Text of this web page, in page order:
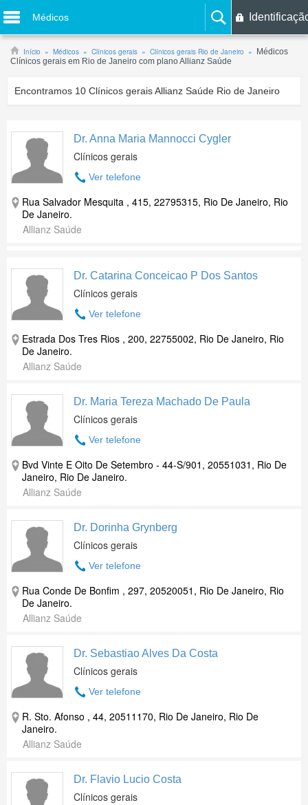
Médicos
Início Médicos Clínicos gerais Clínicos gerais Rio de Janeiro
Médicos
Clínicos gerais em Rio de Janeiro com plano Allianz Saúde
Encontramos 10 Clínicos gerais Allianz Saúde Rio de Janeiro
Dr. Anna Maria Mannocci Cygler
Clínicos gerais
Ver telefone
Rua Salvador Mesquita , 415, 22795315, Rio De Janeiro, Rio
De Janeiro.
Allianz Saúde
Dr. Catarina Conceicao P Dos Santos
Clínicos gerais
Ver telefone
Estrada Dos Tres Rios , 200, 22755002, Rio De Janeiro, Rio
De Janeiro.
Allianz Saúde
Dr. Maria Tereza Machado De Paula
Clínicos gerais
Ver telefone
Bvd Vinte E Oito De Setembro - 44-S/901, 20551031, Rio De
Janeiro, Rio De Janeiro.
Allianz Saúde
Dr. Dorinha Grynberg
Clínicos gerais
Ver telefone
Rua Conde De Bonfim , 297, 20520051, Rio De Janeiro, Rio
De Janeiro.
Allianz Saúde
Dr. Sebastiao Alves Da Costa
Clínicos gerais
Ver telefone
R. Sto. Afonso , 44, 20511170, Rio De Janeiro, Rio De
Janeiro.
Allianz Saúde
Dr. Flavio Lucio Costa
Clínicos gerais